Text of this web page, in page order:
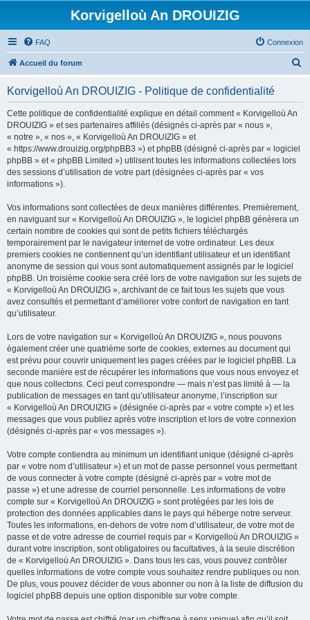
Korvigelloù An DROUIZIG
FAQ Connexion
Accueil du forum
Korvigelloù An DROUIZIG - Politique de confidentialité
Cette politique de confidentialité explique en détail comment « Korvigelloù An
DROUIZIG » et ses partenaires affiliés (désignés ci-après par « nous »,
« notre », « nos », « Korvigelloù An DROUIZIG » et
« https://www.drouizig.org/phpBB3 ») et phpBB (désigné ci-après par « logiciel
phpBB » et « phpBB Limited ») utilisent toutes les informations collectées lors
des sessions d’utilisation de votre part (désignées ci-après par « vos
informations »).
Vos informations sont collectées de deux manières différentes. Premièrement,
en naviguant sur « Korvigelloù An DROUIZIG », le logiciel phpBB génèrera un
certain nombre de cookies qui sont de petits fichiers téléchargés
temporairement par le navigateur internet de votre ordinateur. Les deux
premiers cookies ne contiennent qu’un identifiant utilisateur et un identifiant
anonyme de session qui vous sont automatiquement assignés par le logiciel
phpBB. Un troisième cookie sera créé lors de votre navigation sur les sujets de
« Korvigelloù An DROUIZIG », archivant de ce fait tous les sujets que vous
avez consultés et permettant d’améliorer votre confort de navigation en tant
qu’utilisateur.
Lors de votre navigation sur « Korvigelloù An DROUIZIG », nous pouvons
également créer une quatrième sorte de cookies, externes au document qui
est prévu pour couvrir uniquement les pages créées par le logiciel phpBB. La
seconde manière est de récupérer les informations que vous nous envoyez et
que nous collectons. Ceci peut correspondre — mais n’est pas limité à — la
publication de messages en tant qu’utilisateur anonyme, l’inscription sur
« Korvigelloù An DROUIZIG » (désignée ci-après par « votre compte ») et les
messages que vous publiez après votre inscription et lors de votre connexion
(désignés ci-après par « vos messages »).
Votre compte contiendra au minimum un identifiant unique (désigné ci-après
par « votre nom d’utilisateur ») et un mot de passe personnel vous permettant
de vous connecter à votre compte (désigné ci-après par « votre mot de
passe ») et une adresse de courriel personnelle. Les informations de votre
compte sur « Korvigelloù An DROUIZIG » sont protégées par les lois de
protection des données applicables dans le pays qui héberge notre serveur.
Toutes les informations, en-dehors de votre nom d’utilisateur, de votre mot de
passe et de votre adresse de courriel requis par « Korvigelloù An DROUIZIG »
durant votre inscription, sont obligatoires ou facultatives, à la seule discrétion
de « Korvigelloù An DROUIZIG ». Dans tous les cas, vous pouvez contrôler
quelles informations de votre compte vous souhaitez rendre publiques ou non.
De plus, vous pouvez décider de vous abonner ou non à la liste de diffusion du
logiciel phpBB depuis une option disponible sur votre compte.